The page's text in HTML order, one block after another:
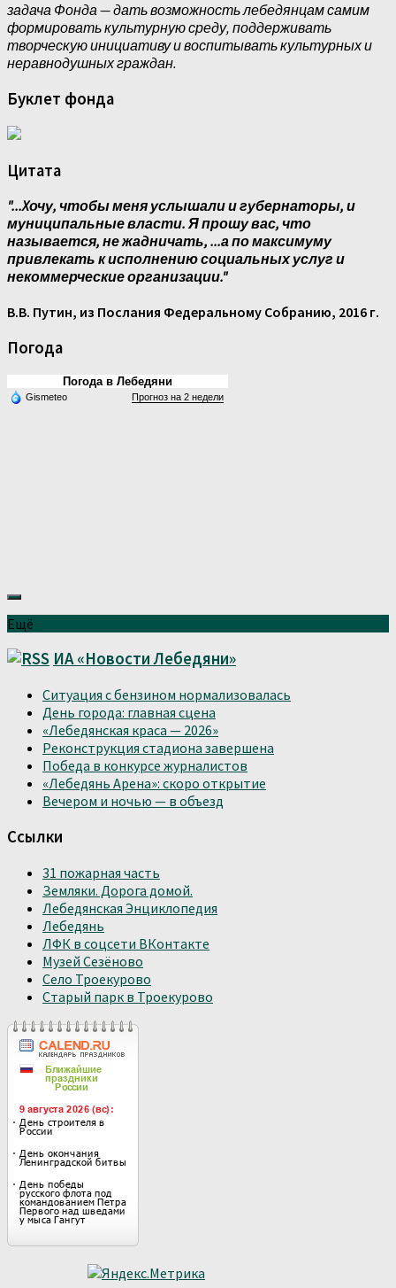
задача Фонда — дать возможность лебедянцам самим
формировать культурную среду, поддерживать
творческую инициативу и воспитывать культурных и
неравнодушных граждан.
Буклет фонда
Цитата
"...Xочу, чтобы меня услышали и губернаторы, и
муниципальные власти. Я прошу вас, что
называется, не жадничать, ...а по максимуму
привлекать к исполнению социальных услуг и
некоммерческие организации."
В.В. Путин, из Послания Федеральному Собранию, 2016 г.
Погода
Погода в Лебедяни
Gismeteo Прогноз на 2 недели
Ещё
ИА «Новости Лебедяни»
Ситуация с бензином нормализовалась
День города: главная сцена
«Лебедянская краса — 2026»
Реконструкция стадиона завершена
Победа в конкурсе журналистов
«Лебедянь Арена»: скоро открытие
Вечером и ночью — в объезд
Ссылки
31 пожарная часть
Земляки. Дорога домой.
Лебедянская Энциклопедия
Лебедянь
ЛФК в соцсети ВКонтакте
Музей Сезёново
Село Троекурово
Старый парк в Троекурово